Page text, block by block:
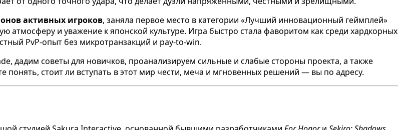
активных игроков, заняла первое место в категории «Лучший инновационный геймплей»
атмосферу и уважение к японской культуре. Игра быстро стала фаворитом как среди хардкорных
PvP-опыт без микротранзакций и pay-to-win.
дадим советы для новичков, проанализируем сильные и слабые стороны проекта, а также
стоит ли вступать в этот мир чести, меча и мгновенных решений — вы по адресу.